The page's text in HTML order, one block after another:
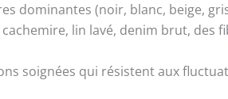
dominantes (noir, blanc, beige,
lin lavé, denim brut, des
soignées qui résistent aux